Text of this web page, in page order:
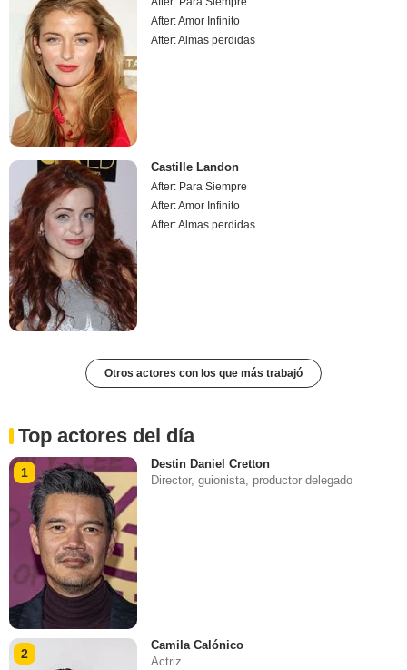
After: Amor Infinito
After: Almas perdidas
Castille Landon
After: Para Siempre
After: Amor Infinito
After: Almas perdidas
Otros actores con los que más trabajó
Top actores del día
1
Destin Daniel Cretton
Director, guionista, productor delegado
2
Camila Calónico
Actriz